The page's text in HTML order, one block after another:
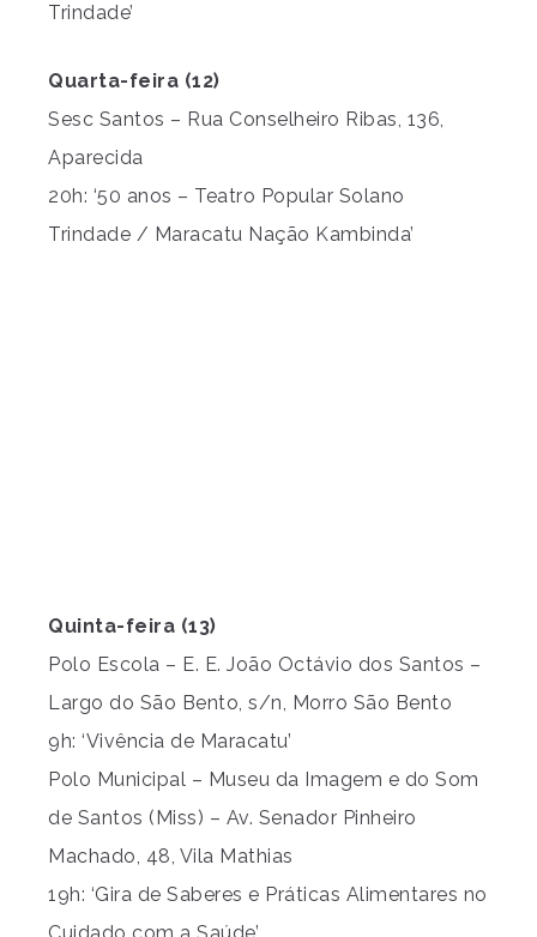
Trindade’
Quarta-feira (12)
Sesc Santos – Rua Conselheiro Ribas, 136,
Aparecida
20h: ‘50 anos – Teatro Popular Solano
Trindade / Maracatu Nação Kambinda’
Quinta-feira (13)
Polo Escola – E. E. João Octávio dos Santos –
Largo do São Bento, s/n, Morro São Bento
9h: ‘Vivência de Maracatu’
Polo Municipal – Museu da Imagem e do Som
de Santos (Miss) – Av. Senador Pinheiro
Machado, 48, Vila Mathias
19h: ‘Gira de Saberes e Práticas Alimentares no